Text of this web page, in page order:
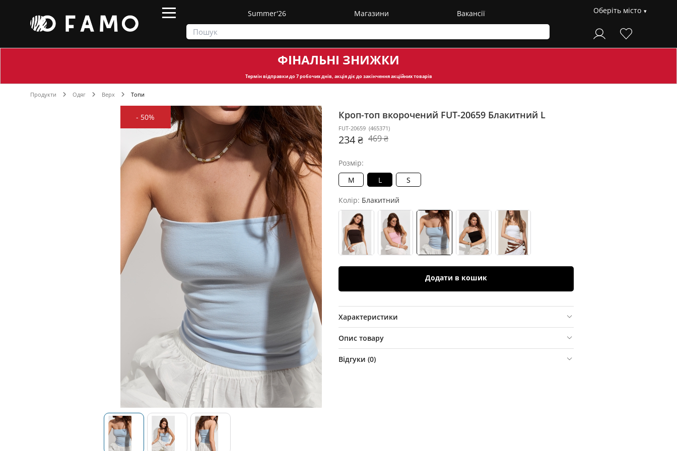
Summer'26 Магазини Вакансії Оберіть місто
ФІНАЛЬНІ ЗНИЖКИ
Термін відправкидо 7 робочих днів, акція діє до закінчення акційних товарів
Продукти Одяг Верх Топи
- 50% Кроп-топ вкорочений FUT-20659 Блакитний L
FUT-20659 (465371)
234 ₴ 469 ₴
Розмір:
M
L S
Колір: Блакитний
Додати в кошик
Характеристики
Опис товару
Відгуки (0)